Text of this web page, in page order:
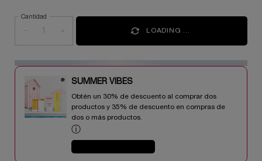
Cantidad
+ LOADING ...
SUMMER VIBES​
Obtén un 30% de descuento al comprar dos
productos y 35% de descuento en compras de
dos o más productos.​
ⓘ